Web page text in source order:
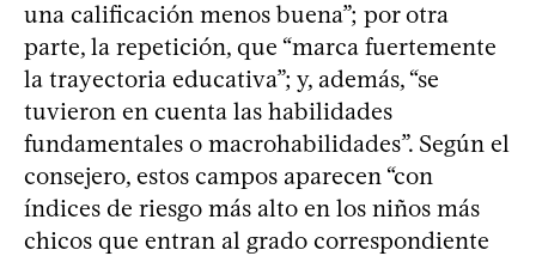
una calificación menos buena”; por otra
parte, la repetición, que “marca fuertemente
la trayectoria educativa”; y, además, “se
tuvieron en cuenta las habilidades
fundamentales o macrohabilidades”. Según el
consejero, estos campos aparecen “con
índices de riesgo más alto en los niños más
chicos que entran al grado correspondiente